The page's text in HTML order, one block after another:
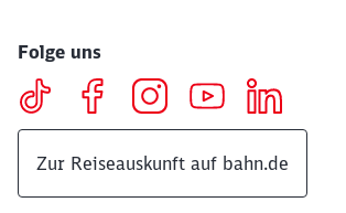
Folge uns
Zur Reiseauskunft auf bahn.de